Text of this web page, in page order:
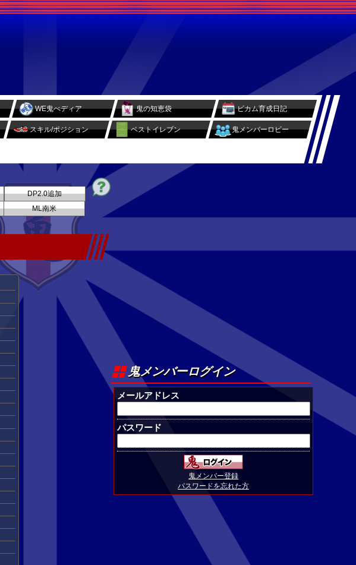
WE鬼ぺディア 鬼の知恵袋 ビカム育成日記
スキル/ポジション ベストイレブン 鬼メンバーロビー
DP2.0追加
ML南米
鬼メンバーログイン
メールアドレス
パスワード
鬼メンバー登録
パスワードを忘れた方